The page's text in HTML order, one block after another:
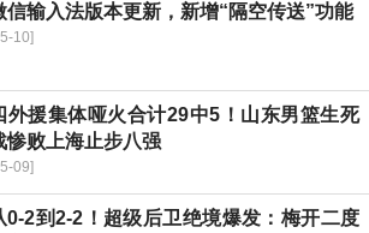
信输入法版本更新，新增“隔空传送”功能
10]
外援集体哑火合计29中5！山东男篮生死
惨败上海止步八强
09]
0-2到2-2！超级后卫绝境爆发：梅开二度